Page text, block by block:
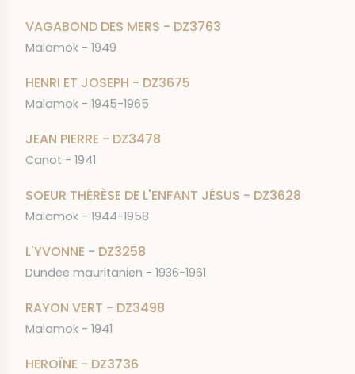
VAGABOND DES MERS - DZ3763
Malamok - 1949
HENRI ET JOSEPH - DZ3675
Malamok - 1945-1965
JEAN PIERRE - DZ3478
Canot - 1941
SOEUR THÉRÈSE DE L'ENFANT JÉSUS - DZ3628
Malamok - 1944-1958
L'YVONNE - DZ3258
Dundee mauritanien - 1936-1961
RAYON VERT - DZ3498
Malamok - 1941
HEROÏNE - DZ3736